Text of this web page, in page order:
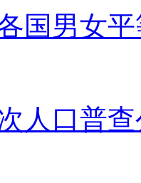
国男女
人口普